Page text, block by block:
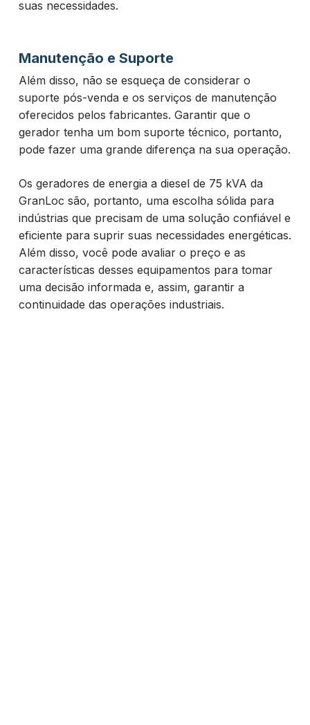
suas necessidades.
Manutenção e Suporte
Além disso, não se esqueça de considerar o
suporte pós-venda e os serviços de manutenção
oferecidos pelos fabricantes. Garantir que o
gerador tenha um bom suporte técnico, portanto,
pode fazer uma grande diferença na sua operação.
Os geradores de energia a diesel de 75 kVA da
GranLoc são, portanto, uma escolha sólida para
indústrias que precisam de uma solução confiável e
eficiente para suprir suas necessidades energéticas.
Além disso, você pode avaliar o preço e as
características desses equipamentos para tomar
uma decisão informada e, assim, garantir a
continuidade das operações industriais.